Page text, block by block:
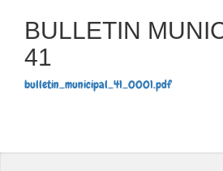
BULLETIN
41
bulletin_municipal_41_0001.pdf